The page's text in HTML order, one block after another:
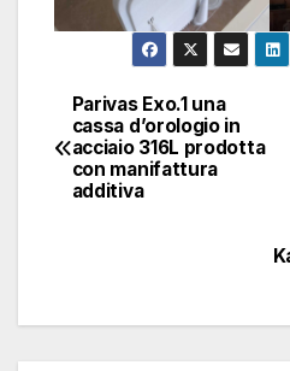
Navigazione
articoli
Parivas Exo.1 una
cassa d’orologio in
acciaio 316L prodotta
con manifattura
additiva